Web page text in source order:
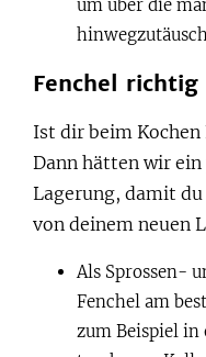
um über die
Fenchel richtig
Ist dir beim Kochen
Dann hätten wir ein
Lagerung, damit
von deinem neuen
Als Sprossen-
Fenchel am
zum Beispiel in